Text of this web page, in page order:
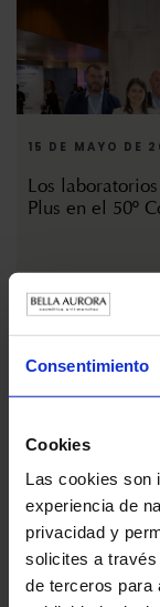
Consentimiento
Cookies
Las cookies son
experiencia de
privacidad y
solicites a
de terceros para
15 DE MAYO DE
Los
Plus en el 50º
17 DE MARZO DE
Bella Aurora
Repigment12